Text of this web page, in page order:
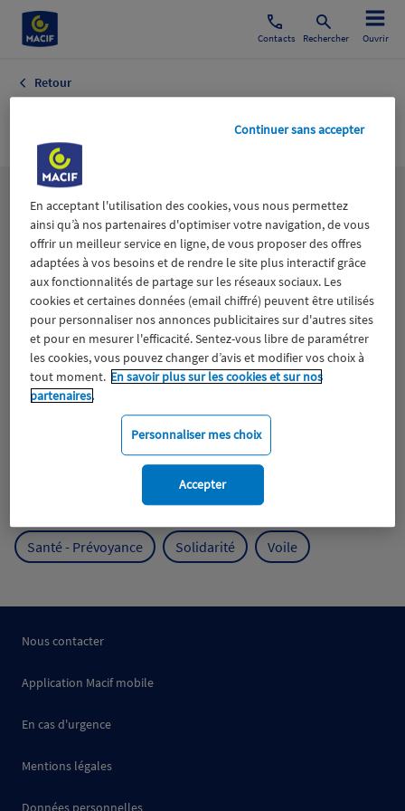
Contacts Rechercher Ouvrir
Retour
Lesthématiques
Aidants Catastrophes naturelles Climat
ESS
Expérience clients Fondation Macif Jeunesse
Mobilité
Protection de l'environnement
Protection des océans Prévention
Santé - Prévoyance Solidarité Voile
Nous contacter
Application Macif mobile
En cas d'urgence
Mentions légales
Données personnelles
En acceptant l'utilisation des cookies, vous nous permettez
ainsi qu’à nos partenaires d'optimiser votre navigation, de vous
offrir un meilleur service en ligne, de vous proposer des offres
adaptées à vos besoins et de rendre le site plus interactif grâce
aux fonctionnalités de partage sur les réseaux sociaux. Les
cookies et certaines données (email chiffré) peuvent être utilisés
pour personnaliser nos annonces publicitaires sur d'autres sites
et pour en mesurer l'efficacité. Sentez-vous libre de paramétrer
les cookies, vous pouvez changer d’avis et modifier vos choix à
tout moment. En savoir plus sur les cookies et sur nos
partenaires.
Personnaliser mes choix
Continuer sans accepter
Accepter